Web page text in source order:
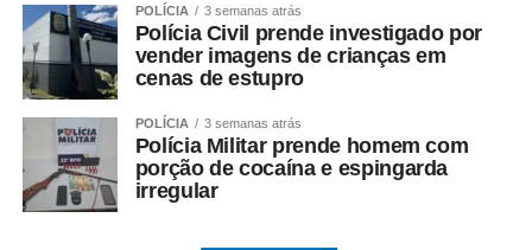
eletrônicos e correspondentes CAIXA Aqui;
• Nas agências, com documento oficial com foto;
• Sem cartão, por meio de biometria cadastrada.
Para servidores públicos
POLÍCIA 3 semanas atrás
Polícia Civil prende investigado por
vender imagens de crianças em
cenas de estupro
POLÍCIA 3 semanas atrás
Polícia Militar prende homem com
porção de cocaína e espingarda
irregular